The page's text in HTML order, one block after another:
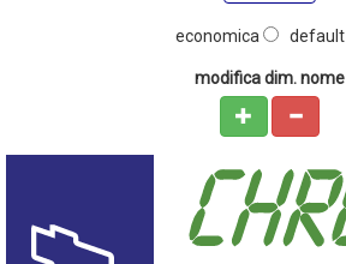
economica default
modifica dim. nome